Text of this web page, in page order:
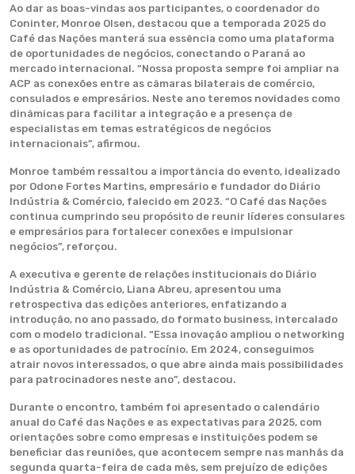
Ao dar as boas-vindas aos participantes, o coordenador do
Coninter, Monroe Olsen, destacou que a temporada 2025 do
Café das Nações manterá sua essência como uma plataforma
de oportunidades de negócios, conectando o Paraná ao
mercado internacional. “Nossa proposta sempre foi ampliar na
ACP as conexões entre as câmaras bilaterais de comércio,
consulados e empresários. Neste ano teremos novidades como
dinâmicas para facilitar a integração e a presença de
especialistas em temas estratégicos de negócios
internacionais”, afirmou.
Monroe também ressaltou a importância do evento, idealizado
por Odone Fortes Martins, empresário e fundador do Diário
Indústria & Comércio, falecido em 2023. “O Café das Nações
continua cumprindo seu propósito de reunir líderes consulares
e empresários para fortalecer conexões e impulsionar
negócios”, reforçou.
A executiva e gerente de relações institucionais do Diário
Indústria & Comércio, Liana Abreu, apresentou uma
retrospectiva das edições anteriores, enfatizando a
introdução, no ano passado, do formato business, intercalado
com o modelo tradicional. “Essa inovação ampliou o networking
e as oportunidades de patrocínio. Em 2024, conseguimos
atrair novos interessados, o que abre ainda mais possibilidades
para patrocinadores neste ano”, destacou.
Durante o encontro, também foi apresentado o calendário
anual do Café das Nações e as expectativas para 2025, com
orientações sobre como empresas e instituições podem se
beneficiar das reuniões, que acontecem sempre nas manhãs da
segunda quarta-feira de cada mês, sem prejuízo de edições